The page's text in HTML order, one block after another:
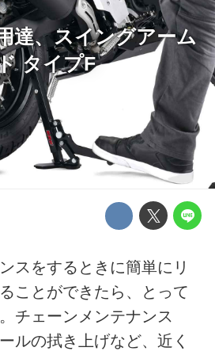
達、スイングアーム
タイプF
スをするときに簡単にリ
ことができたら、とって
チェーンメンテナンス
ルの拭き上げなど、近く